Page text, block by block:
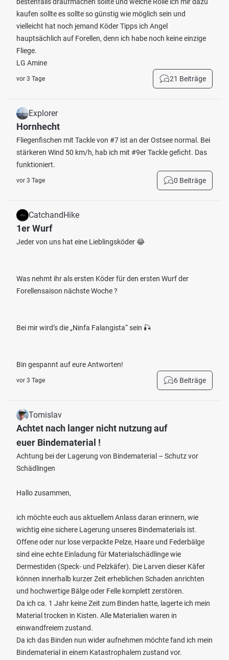
kaufen sollte es sollte so günstig wie möglich sein und
vielleicht hat noch jemand Köder Tipps ich Angel
hauptsächlich auf Forellen, denn ich habe noch keine einzige
Fliege.
LG Amine
vor 3 Tage 21 Beiträge
Explorer
Hornhecht
Fliegenfischen mit Tackle von #7 ist an der Ostsee normal. Bei
stärkeren Wind 50 km/h, hab ich mit #9er Tackle geficht. Das
funktioniert.
vor 3 Tage 0 Beiträge
CatchandHike
1er Wurf
Jeder von uns hat eine Lieblingsköder 😂
Was nehmt ihr als ersten Köder für den ersten Wurf der
Forellensaison nächste Woche ?
Bei mir wird’s die „Ninfa Falangista“ sein 🎣
Bin gespannt auf eure Antworten!
vor 3 Tage 6 Beiträge
Tomislav
Achtet nach langer nicht nutzung auf
euer Bindematerial !
Achtung bei der Lagerung von Bindematerial – Schutz vor
Schädlingen
Hallo zusammen,
ich möchte euch aus aktuellem Anlass daran erinnern, wie
wichtig eine sichere Lagerung unseres Bindematerials ist.
Offene oder nur lose verpackte Pelze, Haare und Federbälge
sind eine echte Einladung für Materialschädlinge wie
Dermestiden (Speck- und Pelzkäfer). Die Larven dieser Käfer
können innerhalb kurzer Zeit erheblichen Schaden anrichten
und hochwertige Bälge oder Felle komplett zerstören.
Da ich ca. 1 Jahr keine Zeit zum Binden hatte, lagerte ich mein
Material trocken in Kisten. Alle Materialien waren in
einwandfreiem zustand.
Da ich das Binden nun wider aufnehmen möchte fand ich mein
Bindematerial in einem Katastrophalem zustand vor.